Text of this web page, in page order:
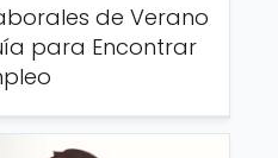
de Verano
para Encontrar